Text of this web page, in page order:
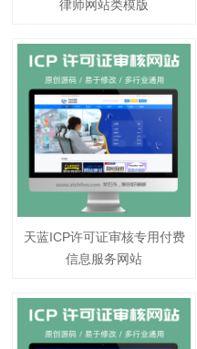
律师网站类模版
天蓝ICP许可证审核专用付费
信息服务网站